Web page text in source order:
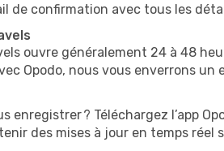
de confirmation avec tous les
ouvre généralement 24 à 48
Opodo, nous vous enverrons
enregistrer ? Téléchargez l’app
des mises à jour en temps réel